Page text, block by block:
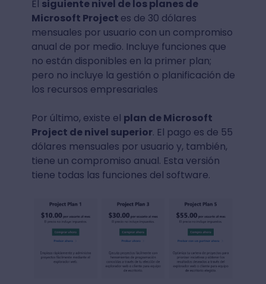
El siguiente nivel de los planes de
Microsoft Project es de 30 dólares
mensuales por usuario con un compromiso
anual de por medio. Incluye funciones que
no están disponibles en la primer plan;
pero no incluye la gestión o planificación de
los recursos empresariales
Por último, existe el plan de Microsoft
Project de nivel superior. El pago es de 55
dólares mensuales por usuario y, también,
tiene un compromiso anual. Esta versión
tiene todas las funciones del software.